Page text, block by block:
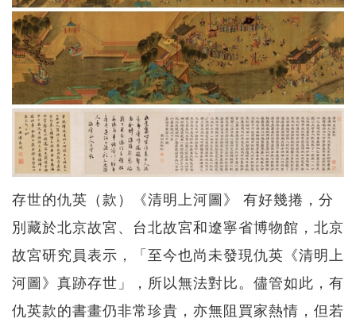
存世的仇英（款）《清明上河圖》 有好幾捲，分
別藏於北京故宮、台北故宮和遼寧省博物館，北京
故宮研究員表示，「至今也尚未發現仇英《清明上
河圖》真跡存世」，所以無法對比。儘管如此，有
仇英款的書畫仍非常珍貴，亦無阻買家熱情，但若